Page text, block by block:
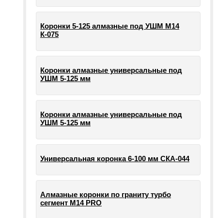
Коронки 5-125 алмазные под УШМ М14
К-075
Коронки алмазные универсальные под
УШМ 5-125 мм
Коронки алмазные универсальные под
УШМ 5-125 мм
Универсальная коронка 6-100 мм СКА-044
Алмазные коронки по граниту турбо
сегмент М14 PRO